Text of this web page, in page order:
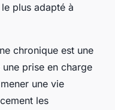
plus adapté à
chronique est une
prise en charge
une vie
les